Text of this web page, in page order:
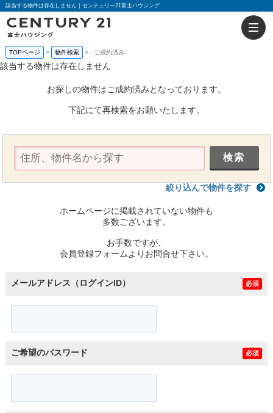
該当する物件は存在しません｜センチュリー21富士ハウジング
TOPページ 物件検索 - ご成約済み
該当する物件は存在しません
お探しの物件はご成約済みとなっております。
下記にて再検索をお願いたします。
絞り込んで物件を探す
ホームページに掲載されていない物件も
多数ございます。
お手数ですが、
会員登録フォームよりお問合せ下さい。
メールアドレス（ログインID） 必須
ご希望のパスワード 必須